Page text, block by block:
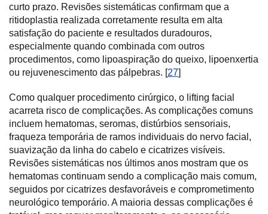
curto prazo. Revisões sistemáticas confirmam que a
ritidoplastia realizada corretamente resulta em alta
satisfação do paciente e resultados duradouros,
especialmente quando combinada com outros
procedimentos, como lipoaspiração do queixo, lipoenxertia
ou rejuvenescimento das pálpebras. [27]
Como qualquer procedimento cirúrgico, o lifting facial
acarreta risco de complicações. As complicações comuns
incluem hematomas, seromas, distúrbios sensoriais,
fraqueza temporária de ramos individuais do nervo facial,
suavização da linha do cabelo e cicatrizes visíveis.
Revisões sistemáticas nos últimos anos mostram que os
hematomas continuam sendo a complicação mais comum,
seguidos por cicatrizes desfavoráveis e comprometimento
neurológico temporário. A maioria dessas complicações é